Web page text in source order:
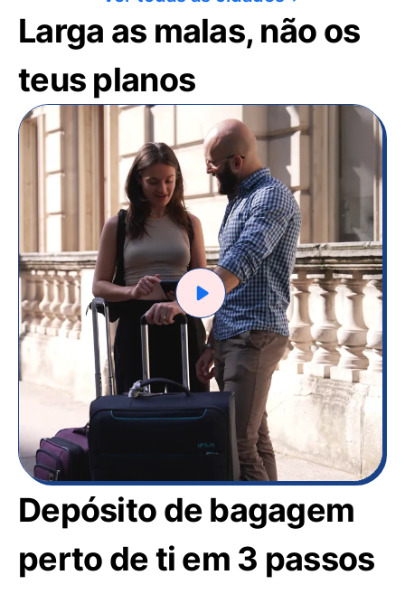
Larga as malas, não os
teus planos
Depósito de bagagem
perto de ti em 3 passos